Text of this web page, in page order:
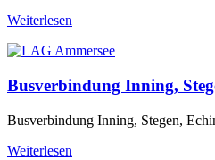
Weiterlesen
Busverbindung Inning,
Busverbindung Inning, Stegen,
Weiterlesen